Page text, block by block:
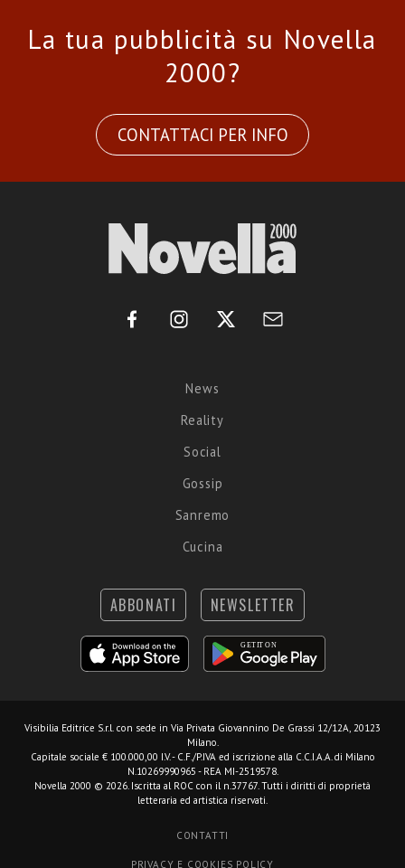
La tua pubblicità su Novella
2000?
CONTATTACI PER INFO
News
Reality
Social
Gossip
Sanremo
Cucina
ABBONATI NEWSLETTER
Visibilia Editrice S.r.l. con sede in Via Privata Giovannino De Grassi 12/12A, 20123
Milano.
Capitale sociale € 100.000,00 I.V. - C.F./P.IVA ed iscrizione alla C.C.I.A.A. di Milano
N.10269990965 - REA MI-2519578.
Novella 2000 © 2026. Iscritta al ROC con il n.37767. Tutti i diritti di proprietà
letteraria ed artistica riservati.
CONTATTI
PRIVACY E COOKIES POLICY